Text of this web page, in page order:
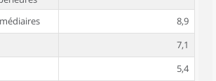
8,9
7,1
5,4